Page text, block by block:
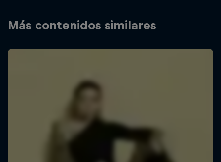
Más contenidos similares